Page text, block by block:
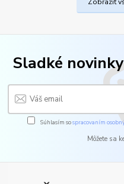
Sladké
Súhlasím sospracovaním
Môžete sa